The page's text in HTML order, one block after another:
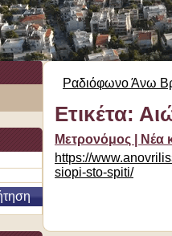
Ραδιόφωνο Άνω
Ετικέτα:
Μετρονόμος | Νέα
https://
siopi-sto-spiti/